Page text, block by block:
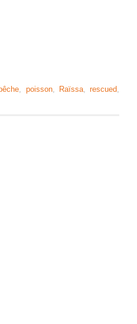
poisson, Raïssa, rescued